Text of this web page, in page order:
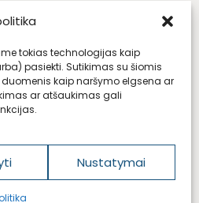
tokias technologijas kaip
pasiekti. Sutikimas su šiomis
kaip naršymo elgsena ar
ar atšaukimas gali
Nustatymai